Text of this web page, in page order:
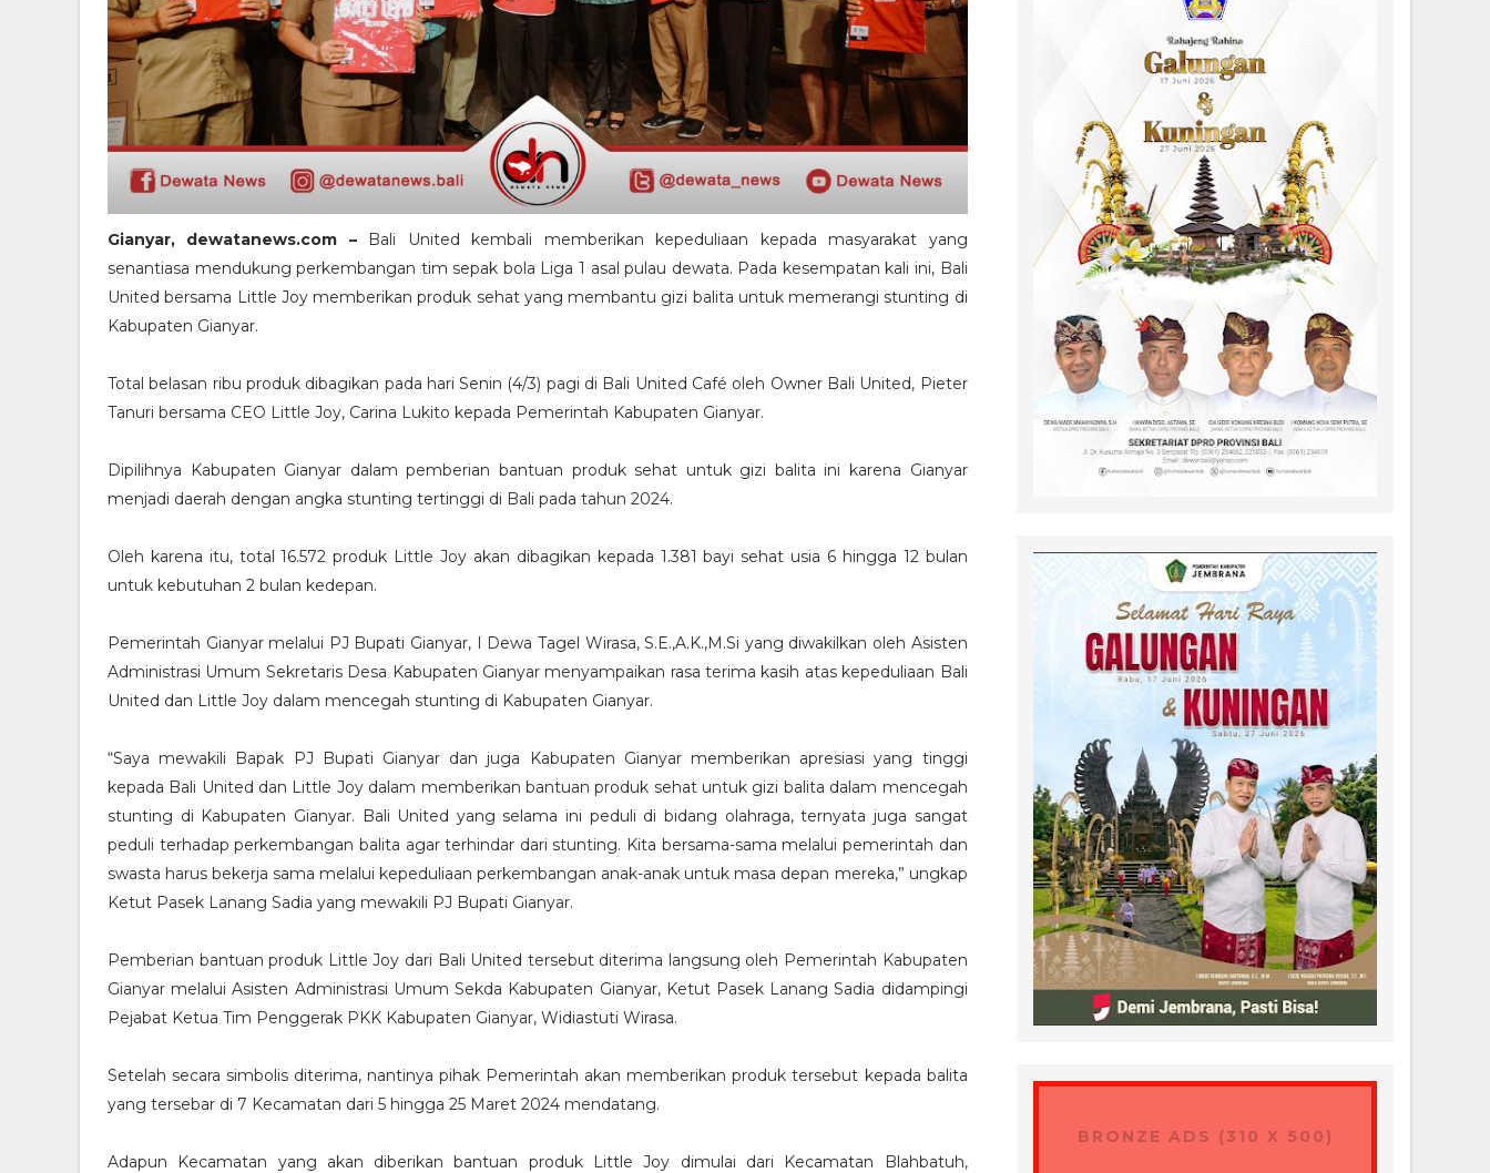
Gianyar, dewatanews.com – Bali United kembali memberikan kepeduliaan kepada masyarakat yang
senantiasa mendukung perkembangan tim sepak bola Liga 1 asal pulau dewata. Pada kesempatan kali ini, Bali
United bersama Little Joy memberikan produk sehat yang membantu gizi balita untuk memerangi stunting di
Kabupaten Gianyar.
Total belasan ribu produk dibagikan pada hari Senin (4/3) pagi di Bali United Café oleh Owner Bali United, Pieter
Tanuri bersama CEO Little Joy, Carina Lukito kepada Pemerintah Kabupaten Gianyar.
Dipilihnya Kabupaten Gianyar dalam pemberian bantuan produk sehat untuk gizi balita ini karena Gianyar
menjadi daerah dengan angka stunting tertinggi di Bali pada tahun 2024.
Oleh karena itu, total 16.572 produk Little Joy akan dibagikan kepada 1.381 bayi sehat usia 6 hingga 12 bulan
untuk kebutuhan 2 bulan kedepan.
Pemerintah Gianyar melalui PJ Bupati Gianyar, I Dewa Tagel Wirasa, S.E.,A.K.,M.Si yang diwakilkan oleh Asisten
Administrasi Umum Sekretaris Desa Kabupaten Gianyar menyampaikan rasa terima kasih atas kepeduliaan Bali
United dan Little Joy dalam mencegah stunting di Kabupaten Gianyar.
“Saya mewakili Bapak PJ Bupati Gianyar dan juga Kabupaten Gianyar memberikan apresiasi yang tinggi
kepada Bali United dan Little Joy dalam memberikan bantuan produk sehat untuk gizi balita dalam mencegah
stunting di Kabupaten Gianyar. Bali United yang selama ini peduli di bidang olahraga, ternyata juga sangat
peduli terhadap perkembangan balita agar terhindar dari stunting. Kita bersama-sama melalui pemerintah dan
swasta harus bekerja sama melalui kepeduliaan perkembangan anak-anak untuk masa depan mereka,” ungkap
Ketut Pasek Lanang Sadia yang mewakili PJ Bupati Gianyar.
Pemberian bantuan produk Little Joy dari Bali United tersebut diterima langsung oleh Pemerintah Kabupaten
Gianyar melalui Asisten Administrasi Umum Sekda Kabupaten Gianyar, Ketut Pasek Lanang Sadia didampingi
Pejabat Ketua Tim Penggerak PKK Kabupaten Gianyar, Widiastuti Wirasa.
Setelah secara simbolis diterima, nantinya pihak Pemerintah akan memberikan produk tersebut kepada balita
yang tersebar di 7 Kecamatan dari 5 hingga 25 Maret 2024 mendatang.
Adapun Kecamatan yang akan diberikan bantuan produk Little Joy dimulai dari Kecamatan Blahbatuh,
BRONZE ADS (310 X 500)